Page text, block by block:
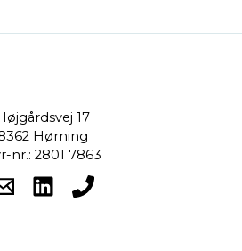
17
Hørning
nr.: 2801 7863